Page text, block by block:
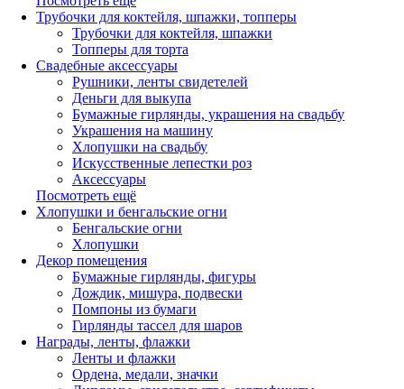
Трубочки для коктейля, шпажки, топперы
Трубочки для коктейля, шпажки
Топперы для торта
Свадебные аксессуары
Рушники, ленты свидетелей
Деньги для выкупа
Бумажные гирлянды, украшения на свадьбу
Украшения на машину
Хлопушки на свадьбу
Искусственные лепестки роз
Аксессуары
Посмотреть ещё
Хлопушки и бенгальские огни
Бенгальские огни
Хлопушки
Декор помещения
Бумажные гирлянды, фигуры
Дождик, мишура, подвески
Помпоны из бумаги
Гирлянды тассел для шаров
Награды, ленты, флажки
Ленты и флажки
Ордена, медали, значки